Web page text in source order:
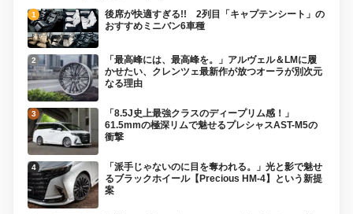
後席が快適すぎる!! 2列目「キャプテンシート」の
おすすめミニバン6車種
「最高峰には、最高峰を。」アルヴェル＆LMに履
かせたい、クレンツェ最新作が放つオーラが別次元
なる理由
「8.5J史上最強クラスのディープリム感！」
61.5mmの極深リムで魅せるプレシャスAST-M5の
衝撃
「派手じゃないのに目を奪われる。」光と影で魅せ
るブラックホイール【Precious HM-4】という新提
案